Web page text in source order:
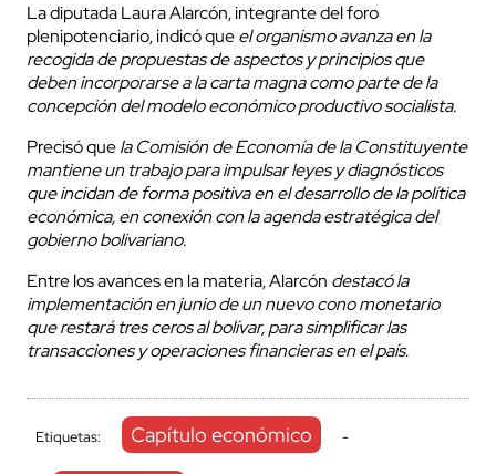
La diputada Laura Alarcón, integrante del foro
plenipotenciario, indicó queel organismo avanza en la
recogida de propuestas de aspectos y principios que
deben incorporarse a la carta magna como parte de la
concepción del modelo económico productivo socialista.
Precisó quela Comisión de Economía de la Constituyente
mantiene un trabajo para impulsar leyes y diagnósticos
que incidan de forma positiva en el desarrollo de la política
económica, en conexión con la agenda estratégica del
gobierno bolivariano.
Entre los avances en la materia, Alarcón destacó la
implementación en junio de un nuevo cono monetario
que restará tres ceros al bolívar, para simplificar las
transacciones y operaciones financieras en el país.
Etiquetas: Capítulo económico -